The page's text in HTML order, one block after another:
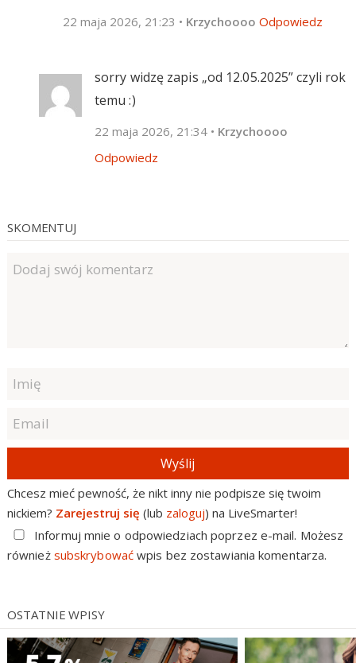
22 maja 2026, 21:23 • Krzychoooo Odpowiedz
sorry widzę zapis „od 12.05.2025” czyli rok
temu :)
22 maja 2026, 21:34 • Krzychoooo
Odpowiedz
SKOMENTUJ
Wyślij
Chcesz mieć pewność, że nikt inny nie podpisze się twoim
nickiem? Zarejestruj się (lub zaloguj) na LiveSmarter!
Informuj mnie o odpowiedziach poprzez e-mail. Możesz
również subskrybowaćwpis bez zostawiania komentarza.
OSTATNIE WPISY